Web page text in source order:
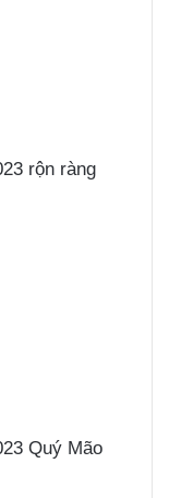
rộn ràng
Quý Mão